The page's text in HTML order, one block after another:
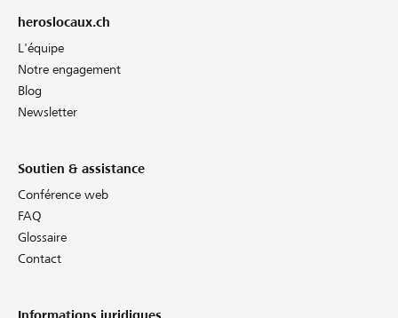
heroslocaux.ch
L'équipe
Notre engagement
Blog
Newsletter
Soutien & assistance
Conférence web
FAQ
Glossaire
Contact
Informations juridiques